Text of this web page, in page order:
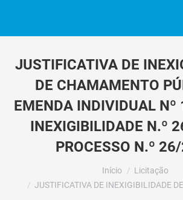
JUSTIFICATIVA DE
DE CHAMAMENTO
EMENDA INDIVIDUAL
INEXIGIBILIDADE N.º
PROCESSO N.º
Início
Licitação
JUSTIFICATIVA DE INEXIGIBILIDADE